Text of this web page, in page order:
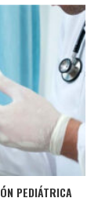
PEDIÁTRICA